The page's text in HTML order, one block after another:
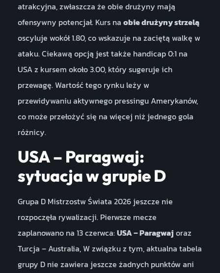
atrakcyjna, zwłaszcza że obie drużyny mają
ofensywny potencjał. Kurs na obie drużyny strzelą
oscyluje wokół 1.80, co wskazuje na zaciętą walkę w
ataku. Ciekawą opcją jest także handicap 0:1 na
USA z kursem około 3.00, który sugeruje ich
przewagę. Wartość tego rynku leży w
przewidywaniu aktywnego pressingu Amerykanów,
co może przełożyć się na więcej niż jednego gola
różnicy.
USA – Paragwaj:
sytuacja w grupie D
Grupa D Mistrzostw Świata 2026 jeszcze nie
rozpoczęła rywalizacji. Pierwsze mecze
zaplanowano na 13 czerwca:USA – Paragwaj oraz
Turcja – Australia, W związku z tym, aktualna tabela
grupy D nie zawiera jeszcze żadnych punktów ani